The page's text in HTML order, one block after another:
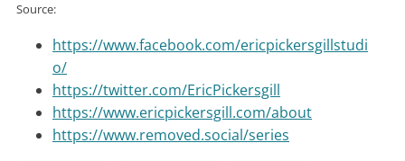
Source:
https://www.facebook.com/ericpickersgillstudi
o/
https://twitter.com/EricPickersgill
https://www.ericpickersgill.com/about
https://www.removed.social/series